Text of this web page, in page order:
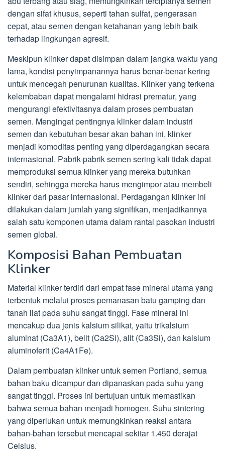
dengan sifat khusus, seperti tahan sulfat, pengerasan
cepat, atau semen dengan ketahanan yang lebih baik
terhadap lingkungan agresif.
Meskipun klinker dapat disimpan dalam jangka waktu yang
lama, kondisi penyimpanannya harus benar-benar kering
untuk mencegah penurunan kualitas. Klinker yang terkena
kelembaban dapat mengalami hidrasi prematur, yang
mengurangi efektivitasnya dalam proses pembuatan
semen. Mengingat pentingnya klinker dalam industri
semen dan kebutuhan besar akan bahan ini, klinker
menjadi komoditas penting yang diperdagangkan secara
internasional. Pabrik-pabrik semen sering kali tidak dapat
memproduksi semua klinker yang mereka butuhkan
sendiri, sehingga mereka harus mengimpor atau membeli
klinker dari pasar internasional. Perdagangan klinker ini
dilakukan dalam jumlah yang signifikan, menjadikannya
salah satu komponen utama dalam rantai pasokan industri
semen global.
Komposisi Bahan Pembuatan
Klinker
Material klinker terdiri dari empat fase mineral utama yang
terbentuk melalui proses pemanasan batu gamping dan
tanah liat pada suhu sangat tinggi. Fase mineral ini
mencakup dua jenis kalsium silikat, yaitu trikalsium
aluminat (Ca3A1), belit (Ca2Si), alit (Ca3Si), dan kalsium
aluminoferit (Ca4A1Fe).
Dalam pembuatan klinker untuk semen Portland, semua
bahan baku dicampur dan dipanaskan pada suhu yang
sangat tinggi. Proses ini bertujuan untuk memastikan
bahwa semua bahan menjadi homogen. Suhu sintering
yang diperlukan untuk memungkinkan reaksi antara
bahan-bahan tersebut mencapai sekitar 1.450 derajat
Celsius.